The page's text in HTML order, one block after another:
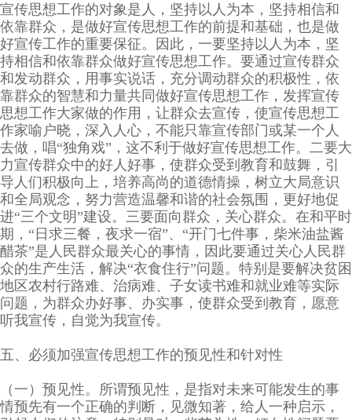
宣传思想工作的对象是人，坚持以人为本，坚持相信和
依靠群众，是做好宣传思想工作的前提和基础，也是做
好宣传工作的重要保征。因此，一要坚持以人为本，坚
持相信和依靠群众做好宣传思想工作。要通过宣传群众
和发动群众，用事实说话，充分调动群众的积极性，依
靠群众的智慧和力量共同做好宣传思想工作，发挥宣传
思想工作大家做的作用，让群众去宣传，使宣传思想工
作家喻户晓，深入人心，不能只靠宣传部门或某一个人
去做，唱“独角戏”，这不利于做好宣传思想工作。二要大
力宣传群众中的好人好事，使群众受到教育和鼓舞，引
导人们积极向上，培养高尚的道德情操，树立大局意识
和全局观念，努力营造温馨和谐的社会氛围，更好地促
进“三个文明”建设。三要面向群众，关心群众。在和平时
期，“日求三餐，夜求一宿”、“开门七件事，柴米油盐酱
醋茶”是人民群众最关心的事情，因此要通过关心人民群
众的生产生活，解决“衣食住行”问题。特别是要解决贫困
地区农村行路难、治病难、子女读书难和就业难等实际
问题，为群众办好事、办实事，使群众受到教育，愿意
听我宣传，自觉为我宣传。
五、必须加强宣传思想工作的预见性和针对性
（一）预见性。所谓预见性，是指对未来可能发生的事
情预先有一个正确的判断，见微知著，给人一种启示，